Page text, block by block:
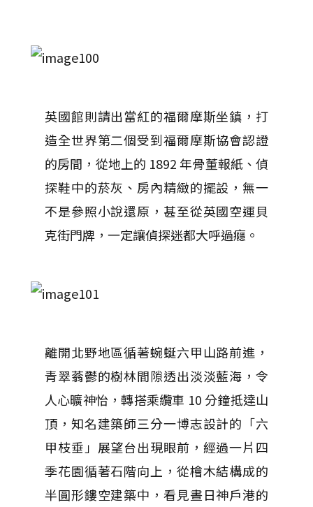
英國館則請出當紅的福爾摩斯坐鎮，打
造全世界第二個受到福爾摩斯協會認證
的房間，從地上的 1892 年骨董報紙、偵
探鞋中的菸灰、房內精緻的擺設，無一
不是參照小說還原，甚至從英國空運貝
克街門牌，一定讓偵探迷都大呼過癮。
離開北野地區循著蜿蜒六甲山路前進，
青翠蓊鬱的樹林間隙透出淡淡藍海，令
人心曠神怡，轉搭乘纜車 10 分鐘抵達山
頂，知名建築師三分一博志設計的「六
甲枝垂」展望台出現眼前，經過一片四
季花園循著石階向上，從檜木結構成的
半圓形鏤空建築中，看見晝日神戶港的